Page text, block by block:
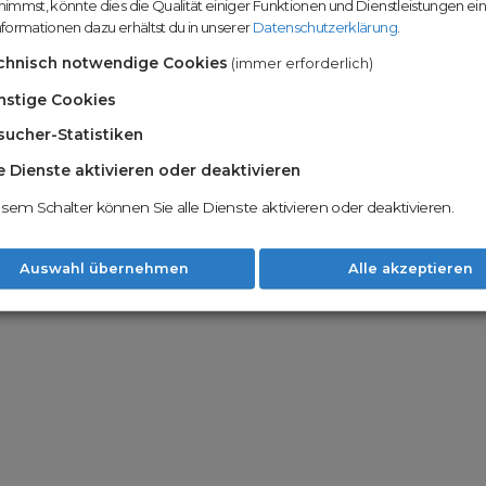
Nachname
du die
Möglichkeiten.
Unsere
Unser Open
um wertvolle
Mit
Option zu
könnte dies die Qualität einiger Funktionen und Dienstleistungen
dazu erhältst du in unsererDatenschutzerklärung.
notwendige Cookies (immer erforderlich)
Cookies
Statistiken
Dienste aktivieren oder deaktivieren
Schalter können Sie alle Dienste aktivieren oder deaktivieren.
Auswahl übernehmen Alle akzeptieren